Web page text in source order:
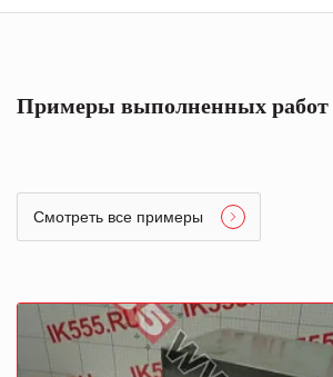
Примеры выполненных работ
Смотреть все примеры